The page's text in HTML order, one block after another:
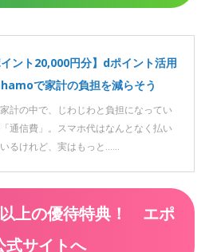
イント20,000円分】dポイント活用
で家計の負担を減らそう
計の中で、じわじわと負担になってい
通信費」。スマホ代はなんとなく払い
るけれど、実はもっと……
上の優待特典！ エポ
式サイトへ